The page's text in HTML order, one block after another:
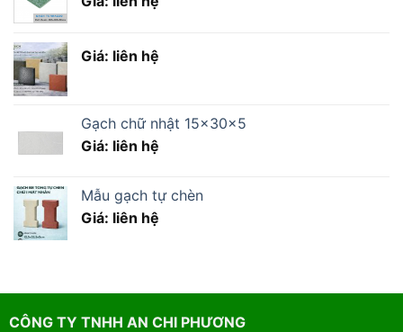
Giá: liên hệ
Gạch chữ nhật 15x30x5
Giá: liên hệ
Mẫu gạch tự chèn
Giá: liên hệ
CÔNG TY TNHH AN CHI PHƯƠNG